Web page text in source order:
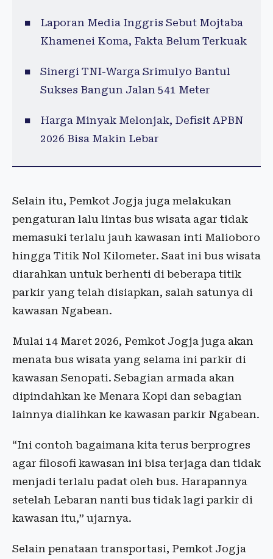
Laporan Media Inggris Sebut Mojtaba
Khamenei Koma, Fakta Belum Terkuak
Sinergi TNI-Warga Srimulyo Bantul
Sukses Bangun Jalan 541 Meter
Harga Minyak Melonjak, Defisit APBN
2026 Bisa Makin Lebar
Selain itu, Pemkot Jogja juga melakukan
pengaturan lalu lintas bus wisata agar tidak
memasuki terlalu jauh kawasan inti Malioboro
hingga Titik Nol Kilometer. Saat ini bus wisata
diarahkan untuk berhenti di beberapa titik
parkir yang telah disiapkan, salah satunya di
kawasan Ngabean.
Mulai 14 Maret 2026, Pemkot Jogja juga akan
menata bus wisata yang selama ini parkir di
kawasan Senopati. Sebagian armada akan
dipindahkan ke Menara Kopi dan sebagian
lainnya dialihkan ke kawasan parkir Ngabean.
“Ini contoh bagaimana kita terus berprogres
agar filosofi kawasan ini bisa terjaga dan tidak
menjadi terlalu padat oleh bus. Harapannya
setelah Lebaran nanti bus tidak lagi parkir di
kawasan itu,” ujarnya.
Selain penataan transportasi, Pemkot Jogja